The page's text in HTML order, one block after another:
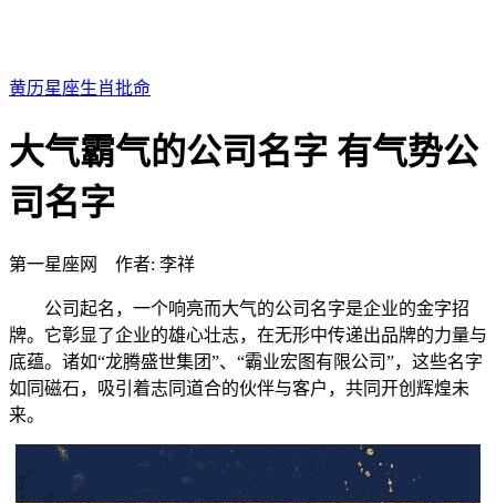
黄历星座生肖批命
大气霸气的公司名字 有气势公
司名字
第一星座网 作者: 李祥
公司起名，一个响亮而大气的公司名字是企业的金字招
牌。它彰显了企业的雄心壮志，在无形中传递出品牌的力量与
底蕴。诸如“龙腾盛世集团”、“霸业宏图有限公司”，这些名字
如同磁石，吸引着志同道合的伙伴与客户，共同开创辉煌未
来。